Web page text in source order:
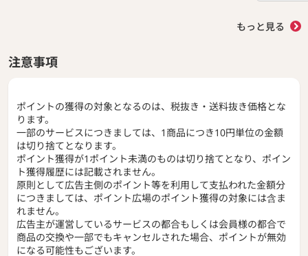
もっと見る
注意事項
ポイントの獲得の対象となるのは、税抜き・送料抜き価格とな
ります。
一部のサービスにつきましては、1商品につき10円単位の金額
は切り捨てとなります。
ポイント獲得が1ポイント未満のものは切り捨てとなり、ポイン
ト獲得履歴には記載されません。
原則として広告主側のポイント等を利用して支払われた金額分
につきましては、ポイント広場のポイント獲得の対象には含ま
れません。
広告主が運営しているサービスの都合もしくは会員様の都合で
商品の交換や一部でもキャンセルされた場合、ポイントが無効
になる可能性もございます。